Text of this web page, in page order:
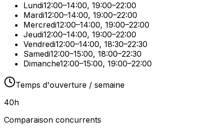
Lundi12:00–14:00, 19:00–22:00
Mardi12:00–14:00, 19:00–22:00
Mercredi12:00–14:00, 19:00–22:00
Jeudi12:00–14:00, 19:00–22:00
Vendredi12:00–14:00, 18:30–22:30
Samedi12:00–15:00, 18:00–22:30
Dimanche12:00–15:00, 19:00–22:00
Temps d'ouverture / semaine
40h
Comparaison concurrents